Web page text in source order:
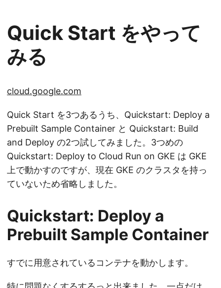
Quick Start をやって
みる
cloud.google.com
Quick Start を3つあるうち、Quickstart: Deploy a
Prebuilt Sample Container と Quickstart: Build
and Deploy の2つ試してみました。3つめの
Quickstart: Deploy to Cloud Run on GKE は GKE
上で動かすのですが、現在 GKE のクラスタを持っ
ていないため省略しました。
Quickstart: Deploy a
Prebuilt Sample Container
すでに用意されているコンテナを動かします。